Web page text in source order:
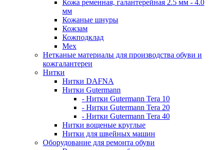
Кожа ременная, галантерейная 2.5 мм - 4.0
мм
Кожаные шнуры
Кожзам
Кожподклад
Мех
Нетканые материалы для производства обуви и
кожгалантереи
Нитки
Нитки DAFNA
Нитки Gutermann
- Нитки Gutermann Tera 10
- Нитки Gutermann Tera 20
- Нитки Gutermann Tera 40
Нитки вощеные круглые
Нитки для швейных машин
Оборудование для ремонта обуви